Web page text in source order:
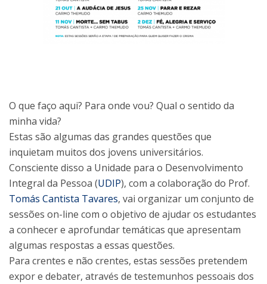
O que faço aqui? Para onde vou? Qual o sentido da
minha vida?
Estas são algumas das grandes questões que
inquietam muitos dos jovens universitários.
Consciente disso a Unidade para o Desenvolvimento
Integral da Pessoa (UDIP), com a colaboração do Prof.
Tomás Cantista Tavares, vai organizar um conjunto de
sessões on-line com o objetivo de ajudar os estudantes
a conhecer e aprofundar temáticas que apresentam
algumas respostas a essas questões.
Para crentes e não crentes, estas sessões pretendem
expor e debater, através de testemunhos pessoais dos